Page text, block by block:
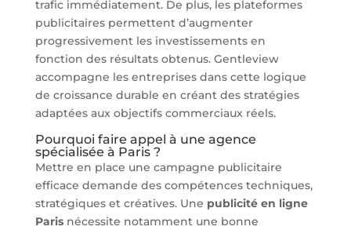
trafic immédiatement. De plus, les plateformes
publicitaires permettent d’augmenter
progressivement les investissements en
fonction des résultats obtenus. Gentleview
accompagne les entreprises dans cette logique
de croissance durable en créant des stratégies
adaptées aux objectifs commerciaux réels.
Pourquoi faire appel à une agence
spécialisée à Paris ?
Mettre en place une campagne publicitaire
efficace demande des compétences techniques,
stratégiques et créatives. Une publicité en ligne
Parisnécessite notamment une bonne